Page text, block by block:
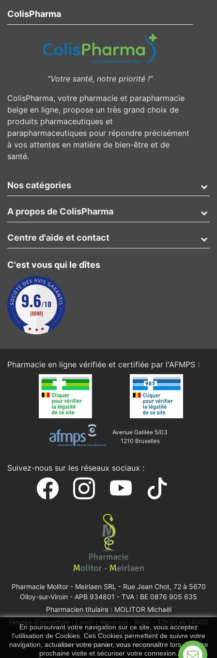
ColisPharma
”Votre santé, notre priorité !”
ColisPharma, votre pharmacie et parapharmacie
belge en ligne, propose un très grand choix de
produits pharmaceutiques et
parapharmaceutiques pour répondre précisément
à vos attentes en matière de bien-être et de
santé.
Nos catégories
A propos de ColisPharma
En poursuivant votre navigation sur ce site, vous acceptez
l’utilisation de Cookies. Ces Cookies permettent de suivre votre
navigation, actualiser votre panier, vous reconnaître lors de votre
prochaine visite et sécuriser votre connexion.
C'est vous qui le dîtes
Centre d'aide et contact
Pharmacie en ligne vérifiée et certifiée par l'AFMPS :
Avenue Galilée 5/03
1210 Bruxelles
Suivez-nous sur les réseaux sociaux :
Pharmacie Molitor - Meirlaen SRL - Rue Jean Chot, 72 à 5670
Olloy-sur-Viroin - APB 934801 - TVA : BE 0876 905 635
Pharmacien titulaire : MOLITOR Michaël
Heures d'ouverture : Lundi - Vendredi : 9h00 - 12h30 et 14h00
- 18h30, Samedi : 9h00 - 12h00
Trouver une pharmacie de garde